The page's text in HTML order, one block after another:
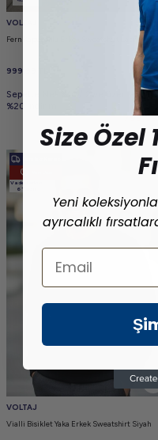
VOLTAJ
Fern Kapüşonlu Erkek Sweatshirt Lacivert
999,99
Sepette Net %10 / 2 ve üzeri
%20 indirim
799,99
Vade farksız
6 Taksit
VOLTAJ
Vialli Bisiklet Yaka Erkek Sweatshirt Siyah
Size Özel
Yeni
ayrıcalıklı
Email